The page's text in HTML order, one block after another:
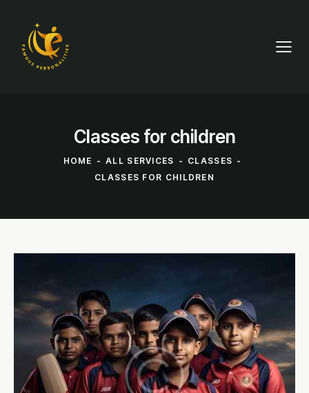
Classes for children
HOME ALL SERVICES
CLASSES
CLASSES FOR CHILDREN